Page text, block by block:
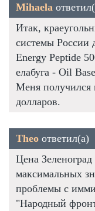
Mihaela
Итак,
системы России
Energy Peptide
елабуга - Oil
Меня получился
долларов.
Theo ответил(а)
Цена
максимальных
проблемы с
"Народный